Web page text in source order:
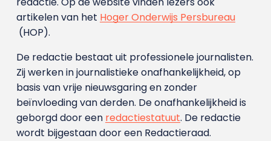
artikelen van het Hoger Onderwijs Persbureau
(HOP).
De redactie bestaat uit professionele journalisten.
Zij werken in journalistieke onafhankelijkheid, op
basis van vrije nieuwsgaring en zonder
beïnvloeding van derden. De onafhankelijkheid is
geborgd door een redactiestatuut. De redactie
wordt bijgestaan door een Redactieraad.